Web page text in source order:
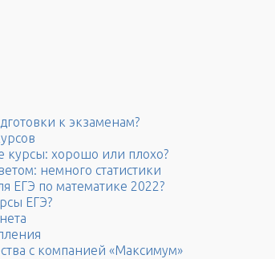
к экзаменам?
хорошо или плохо?
немного статистики
ЕГЭ по математике 2022?
ЕГЭ?
с компанией «Максимум»